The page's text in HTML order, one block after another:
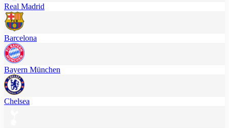
Real Madrid
Barcelona
Bayern München
Chelsea